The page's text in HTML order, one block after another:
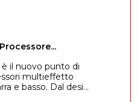
il nuovo punto di
multieffetto
e basso. Dal desi...